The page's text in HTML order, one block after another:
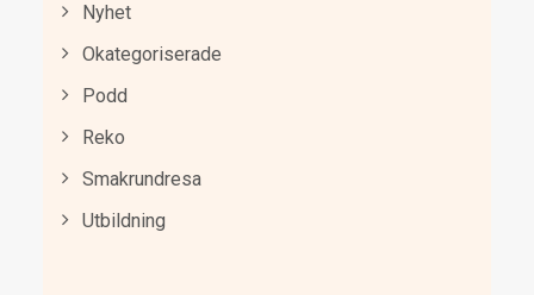
Nyhet
Okategoriserade
Podd
Reko
Smakrundresa
Utbildning